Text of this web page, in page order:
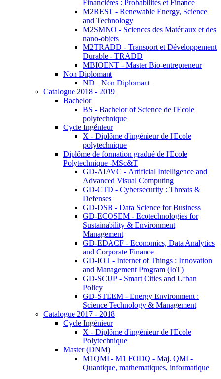
Financières : Probabilités et Finance
M2REST - Renewable Energy, Science
and Technology
M2SMNO - Sciences des Matériaux et des
nano-objets
M2TRADD - Transport et Développement
Durable - TRADD
MBIOENT - Master Bio-entrepreneur
Non Diplomant
ND - Non Diplomant
Catalogue 2018 - 2019
Bachelor
BS - Bachelor of Science de l'Ecole
polytechnique
Cycle Ingénieur
X - Diplôme d'ingénieur de l'Ecole
polytechnique
Diplôme de formation gradué de l'Ecole
Polytechnique -MSc&T
GD-AIAVC - Artificial Intelligence and
Advanced Visual Computing
GD-CTD - Cybersecurity : Threats &
Defenses
GD-DSB - Data Science for Business
GD-ECOSEM - Ecotechnologies for
Sustainability & Environment
Management
GD-EDACF - Economics, Data Analytics
and Corporate Finance
GD-IOT - Internet of Things : Innovation
and Management Program (IoT)
GD-SCUP - Smart Cities and Urban
Policy
GD-STEEM - Energy Environment :
Science Technology & Management
Catalogue 2017 - 2018
Cycle Ingénieur
X - Diplôme d'ingénieur de l'Ecole
Polytechnique
Master (DNM)
M1QMI - M1 FODQ - Maj. QMI -
Quantique, mathematiques, informatique